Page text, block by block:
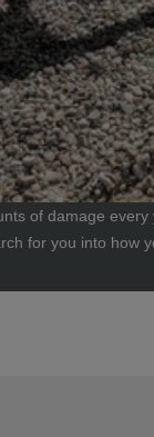
of damage
for you into how